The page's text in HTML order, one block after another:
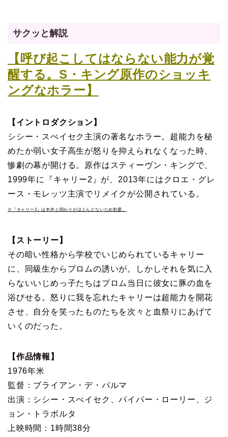
サクッと解説
【呼び起こしてはならない能力が覚
醒する。S・キング原作のショッキ
ングなホラー】
【イントロダクション】
シシー・スぺイセク主演の著名なホラー。超能力を秘
めたか弱い女子高生が怒りを抑えられなくなった時、
惨劇の幕が開ける。原作はスティーヴン・キングで、
1999年に『キャリー2』が、2013年にはクロエ・グレ
ース・モレッツ主演でリメイクが公開されている。
※『キャリー2』は本作と関わりがほとんどないため割愛。
【ストーリー】
その暗い性格から学校でいじめられているキャリー
に、同級生からプロムの誘いが。しかしそれを気に入
らないいじめっ子たちはプロム当日に彼女に豚の血を
浴びせる。怒りに我を忘れたキャリーは超能力を開花
させ、自分を笑ったものたちを次々と血祭りにあげて
いくのだった。
【作品情報】
1976年米
監督：ブライアン・デ・パルマ
出演：シシー・スぺイセク、パイパー・ローリー、ジ
ョン・トラボルタ
上映時間：1時間38分